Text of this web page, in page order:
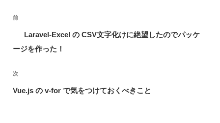
ビ
ー
シ
前
投
前
Laravel-Excel の CSV文字化けに絶望したのでパッケ
ージを作った！
次
の
次
Vue.js の v-for で気をつけておくべきこと